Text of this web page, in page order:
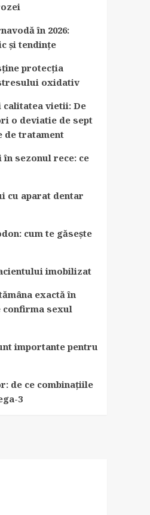
în 2026:
și tendințe
protecția
oxidativ
vietii: De
o deviatie de sept
de tratament
sezonul rece: ce
cu aparat dentar
cum te găsește
imobilizat
exactă în
confirma sexul
importante pentru
de ce combinațiile
3